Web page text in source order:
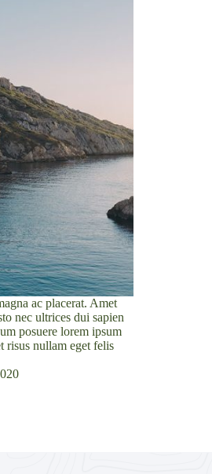
ac placerat. Amet
nec ultrices dui sapien
posuere lorem ipsum
risus nullam eget felis